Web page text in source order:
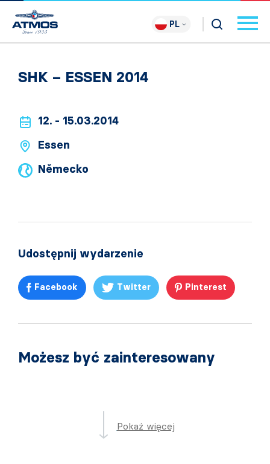
PL
SHK – ESSEN 2014
12. - 15.03.2014
Essen
Německo
Udostępnij wydarzenie
Facebook Twitter Pinterest
Możesz być zainteresowany
Pokaż więcej